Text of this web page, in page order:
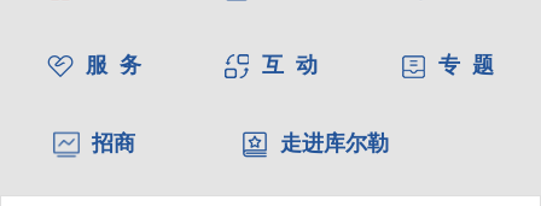
服 务 互 动 专 题
招商 走进库尔勒